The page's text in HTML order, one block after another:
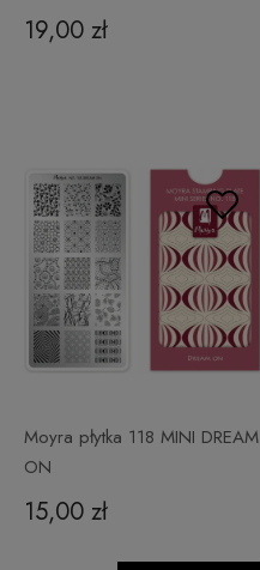
19,00 zł
Moyra płytka 118 MINI DREAM
ON
15,00 zł